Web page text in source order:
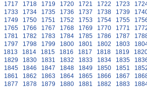
1717 1718 1719 1720 1721 1722 1723
1733 1734 1735 1736 1737 1738 1739
1749 1750 1751 1752 1753 1754 1755
1765 1766 1767 1768 1769 1770 1771
1781 1782 1783 1784 1785 1786 1787
1797 1798 1799 1800 1801 1802 1803
1813 1814 1815 1816 1817 1818 1819
1829 1830 1831 1832 1833 1834 1835
1845 1846 1847 1848 1849 1850 1851
1861 1862 1863 1864 1865 1866 1867
1877 1878 1879 1880 1881 1882 1883